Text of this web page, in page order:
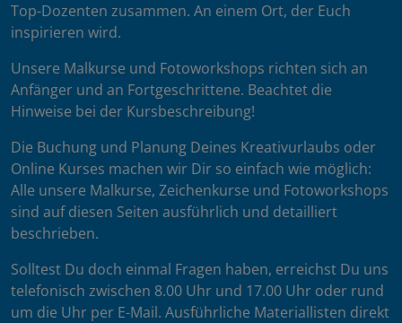
Top-Dozenten zusammen. An einem Ort, der Euch
inspirieren wird.
Unsere Malkurse und Fotoworkshops richten sich an
Anfänger und an Fortgeschrittene. Beachtet die
Hinweise bei der Kursbeschreibung!
Die Buchung und Planung Deines Kreativurlaubs oder
Online Kurses machen wir Dir so einfach wie möglich:
Alle unsere Malkurse, Zeichenkurse und Fotoworkshops
sind auf diesen Seiten ausführlich und detailliert
beschrieben.
Solltest Du doch einmal Fragen haben, erreichst Du uns
telefonisch zwischen 8.00 Uhr und 17.00 Uhr oder rund
um die Uhr per E-Mail. Ausführliche Materiallisten direkt